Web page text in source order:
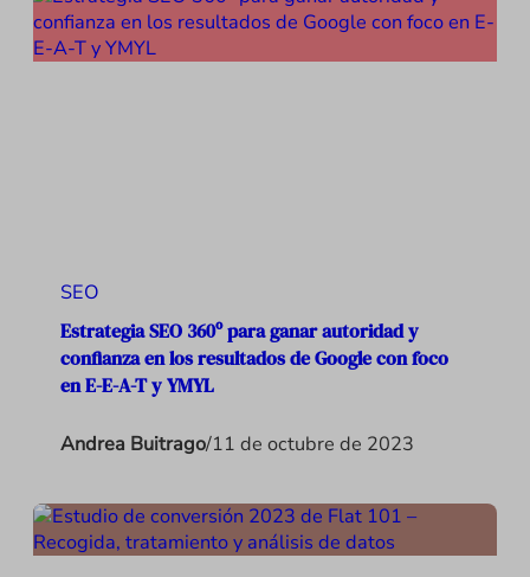
SEO
Estrategia SEO 360º para ganar autoridad y
confianza en los resultados de Google con foco
en E-E-A-T y YMYL
Andrea Buitrago/11 de octubre de 2023